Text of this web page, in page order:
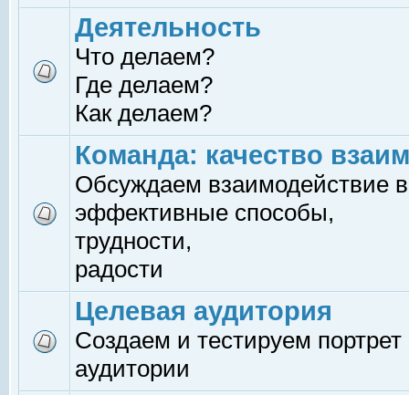
Деятельность
Что делаем?
Где делаем?
Как делаем?
Команда: качество
Обсуждаем взаимодействие
эффективные способы,
трудности,
радости
Целевая аудитория
Создаем и тестируем
аудитории